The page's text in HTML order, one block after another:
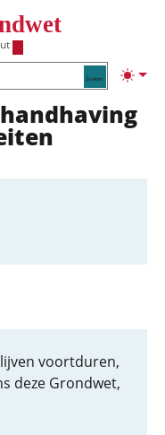
Zoeken
voortduren,
deze Grondwet,